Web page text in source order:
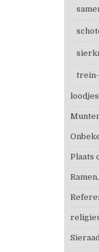
loodjes
Plaats